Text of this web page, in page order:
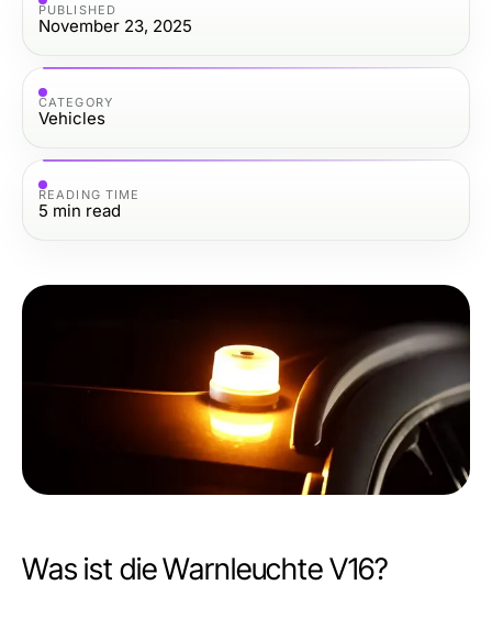
PUBLISHED
November 23, 2025
CATEGORY
Vehicles
READING TIME
5 min read
Was ist die Warnleuchte V16?